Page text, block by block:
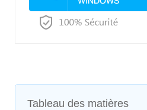
Tableau des matières